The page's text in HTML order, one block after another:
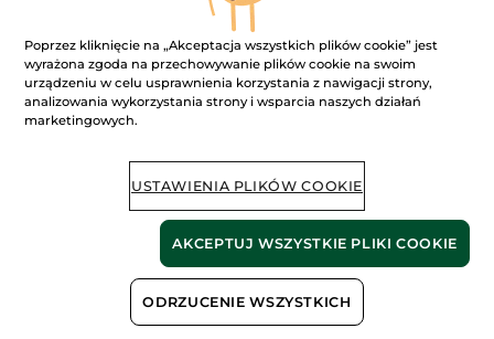
roślinne
pól organicznych
Pokaż więcej
OLD PRODUCT LINE LES DEODORANTS NAT.
Poprzez kliknięcie na „Akceptacja wszystkich plików cookie” jest
wyrażona zgoda na przechowywanie plików cookie na swoim
urządzeniu w celu usprawnienia korzystania z nawigacji strony,
analizowania wykorzystania strony i wsparcia naszych działań
marketingowych.
USTAWIENIA PLIKÓW COOKIE
ODRZUCENIE WSZYSTKICH
AKCEPTUJ WSZYSTKIE PLIKI COOKIE